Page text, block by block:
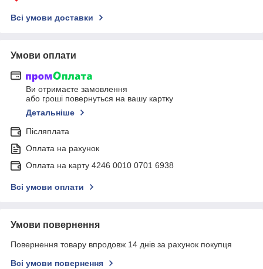
Всі умови доставки
Умови оплати
Ви отримаєте замовлення
або гроші повернуться на вашу картку
Детальніше
Післяплата
Оплата на рахунок
Оплата на карту 4246 0010 0701 6938
Всі умови оплати
Умови повернення
Повернення товару впродовж 14 днів за рахунок покупця
Всі умови повернення